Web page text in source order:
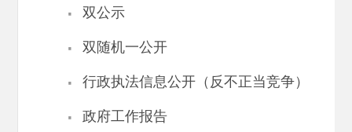
· 双公示
· 双随机一公开
· 行政执法信息公开（反不正当竞争）
· 政府工作报告